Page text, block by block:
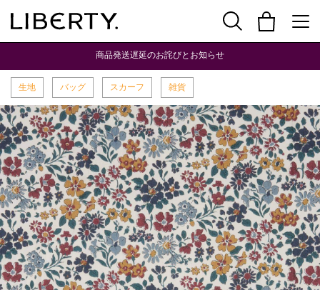
商品発送遅延のお詫びとお知らせ
生地 バッグ スカーフ 雑貨